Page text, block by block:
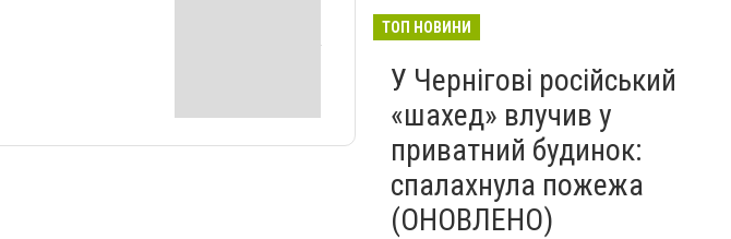
ТОП НОВИНИ
У Чернігові російський
«шахед» влучив у
приватний будинок:
спалахнула пожежа
(ОНОВЛЕНО)